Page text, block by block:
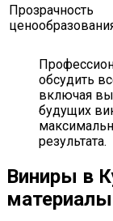
Прозрачность
обсудить
включая
будущих
результата.
Виниры в
материалы